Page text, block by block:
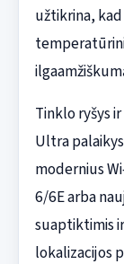
užtikrina,
Tinklo ryšys
Ultra
modernius
6/6E arba
suaptiktimis
lokalizacijos